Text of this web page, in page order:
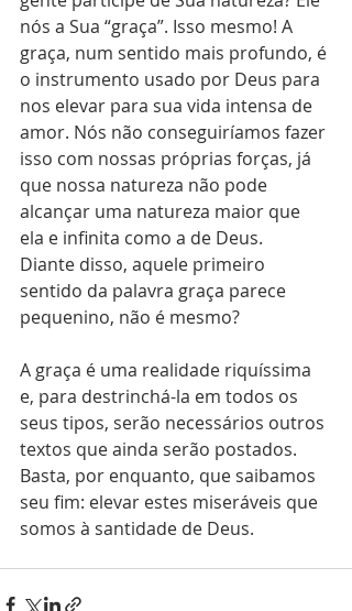
nós a Sua “graça”. Isso mesmo! A
graça, num sentido mais profundo, é
o instrumento usado por Deus para
nos elevar para sua vida intensa de
amor. Nós não conseguiríamos fazer
isso com nossas próprias forças, já
que nossa natureza não pode
alcançar uma natureza maior que
ela e infinita como a de Deus.
Diante disso, aquele primeiro
sentido da palavra graça parece
pequenino, não é mesmo?
A graça é uma realidade riquíssima
e, para destrinchá-la em todos os
seus tipos, serão necessários outros
textos que ainda serão postados.
Basta, por enquanto, que saibamos
seu fim: elevar estes miseráveis que
somos à santidade de Deus.